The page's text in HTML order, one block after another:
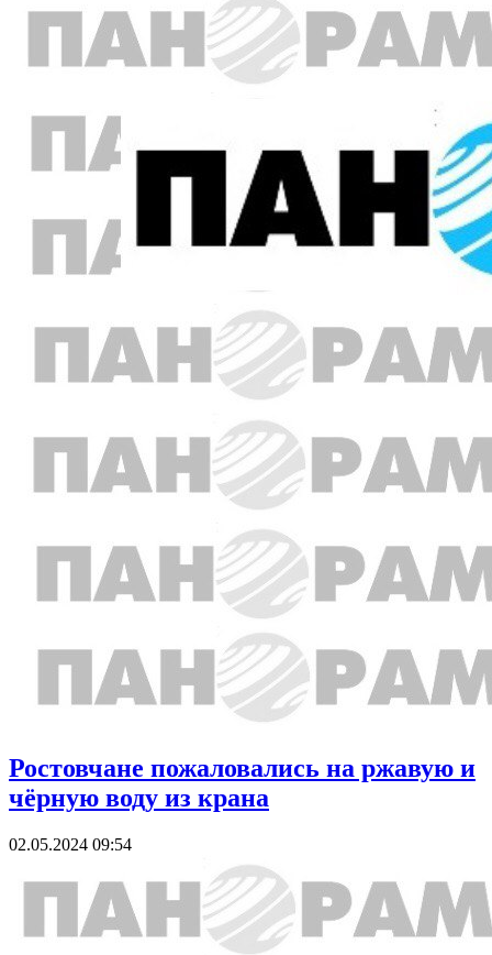
Ростовчане пожаловались на ржавую и
чёрную воду из крана
02.05.2024 09:54